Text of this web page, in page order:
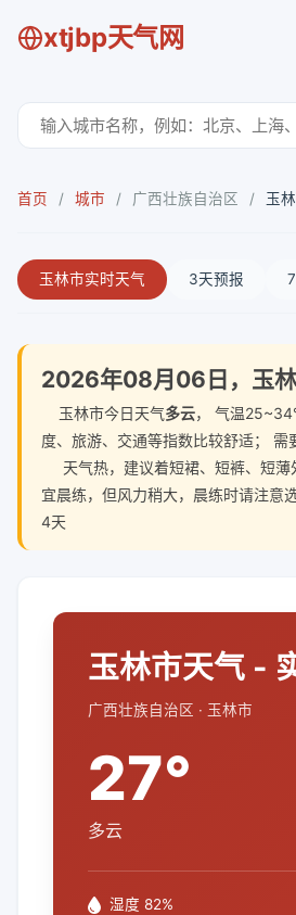
xtjbp天气网
首页 / 城市 / 广西壮族自治区 / 玉
玉林市实时天气 3天预报
2026年08月06日，玉林
玉林市今日天气多云， 气温
度、旅游、交通等指数比较舒适； 需
天气热，建议着短裙、短裤、短薄
宜晨练，但风力稍大，晨练时请注意
4天
玉林市天气 -
广西壮族自治区 · 玉林市
27°
多云
湿度 82%